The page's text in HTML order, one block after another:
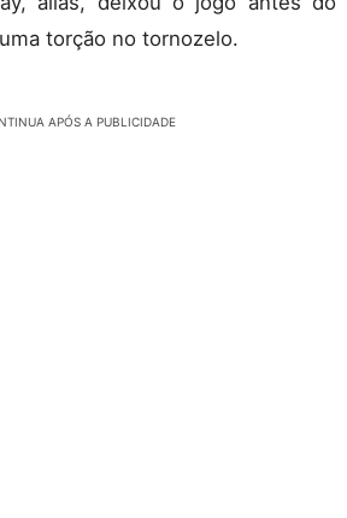
torção no tornozelo.
APÓS A PUBLICIDADE